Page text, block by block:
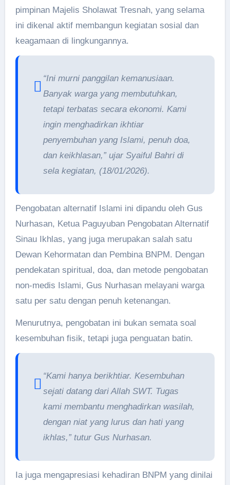
pimpinan Majelis Sholawat Tresnah, yang selama
ini dikenal aktif membangun kegiatan sosial dan
keagamaan di lingkungannya.
“Ini murni panggilan kemanusiaan.
Banyak warga yang membutuhkan,
tetapi terbatas secara ekonomi. Kami
ingin menghadirkan ikhtiar
penyembuhan yang Islami, penuh doa,
dan keikhlasan,” ujar Syaiful Bahri di
sela kegiatan, (18/01/2026).
Pengobatan alternatif Islami ini dipandu oleh Gus
Nurhasan, Ketua Paguyuban Pengobatan Alternatif
Sinau Ikhlas, yang juga merupakan salah satu
Dewan Kehormatan dan Pembina BNPM. Dengan
pendekatan spiritual, doa, dan metode pengobatan
non-medis Islami, Gus Nurhasan melayani warga
satu per satu dengan penuh ketenangan.
Menurutnya, pengobatan ini bukan semata soal
kesembuhan fisik, tetapi juga penguatan batin.
“Kami hanya berikhtiar. Kesembuhan
sejati datang dari Allah SWT. Tugas
kami membantu menghadirkan wasilah,
dengan niat yang lurus dan hati yang
ikhlas,” tutur Gus Nurhasan.
Ia juga mengapresiasi kehadiran BNPM yang dinilai